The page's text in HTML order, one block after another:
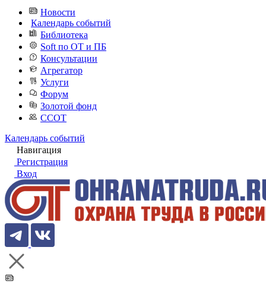
Новости
Календарь событий
Библиотека
Soft по ОТ и ПБ
Консультации
Агрегатор
Услуги
Форум
Золотой фонд
ССОТ
Календарь событий
Навигация
Регистрация
Вход